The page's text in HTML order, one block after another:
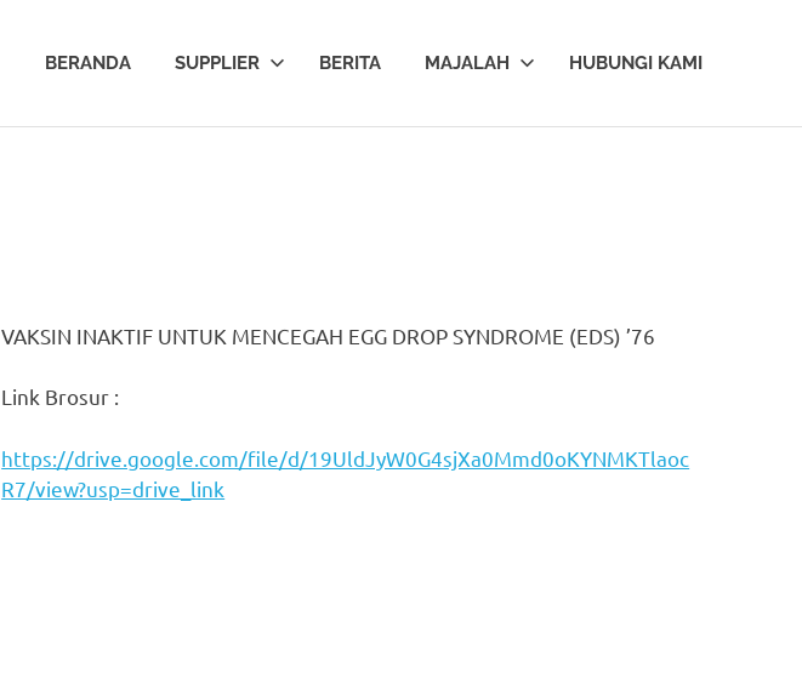
BERANDA SUPPLIER BERITA MAJALAH HUBUNGI KAMI
VAKSIN INAKTIF UNTUK MENCEGAH EGG DROP SYNDROME (EDS) ’76
Link Brosur :
https://drive.google.com/file/d/19UldJyW0G4sjXa0Mmd0oKYNMKTlaoc
R7/view?usp=drive_link